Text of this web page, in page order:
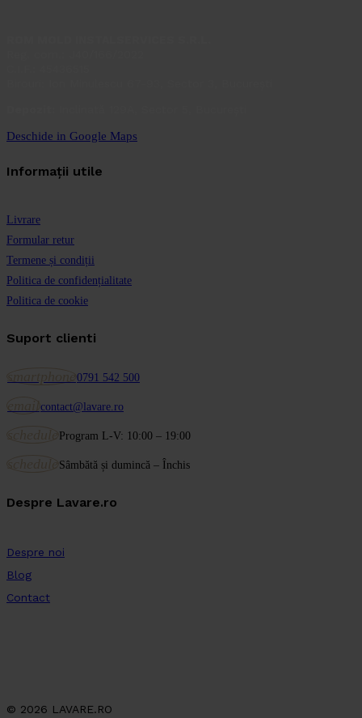
Deschide in Google Maps
Informații utile
Livrare
Formular retur
Termene și condiții
Politica de confidențialitate
Politica de cookie
Suport clienti
0791 542 500
contact@lavare.ro
Program L-V: 10:00 – 19:00
Sâmbătă și dumincă – Închis
Despre Lavare.ro
Despre noi
Blog
Contact
© 2026 LAVARE.RO